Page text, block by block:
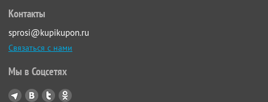
Контакты
sprosi@kupikupon.ru
Связаться с нами
Мы в Соцсетях